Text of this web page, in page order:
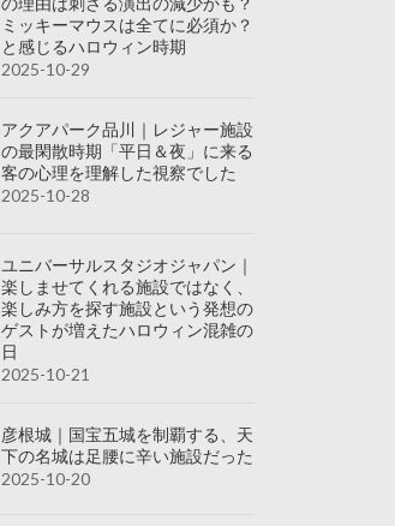
の理由は刺さる演出の減少かも？
ミッキーマウスは全てに必須か？
と感じるハロウィン時期
2025-10-29
アクアパーク品川｜レジャー施設
の最閑散時期「平日＆夜」に来る
客の心理を理解した視察でした
2025-10-28
ユニバーサルスタジオジャパン｜
楽しませてくれる施設ではなく、
楽しみ方を探す施設という発想の
ゲストが増えたハロウィン混雑の
日
2025-10-21
彦根城｜国宝五城を制覇する、天
下の名城は足腰に辛い施設だった
2025-10-20